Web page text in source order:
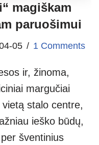
magiškam
paruošimui
05 1 Comments
ir, žinoma,
margučiai
stalo centre,
ieško būdų,
šventinius